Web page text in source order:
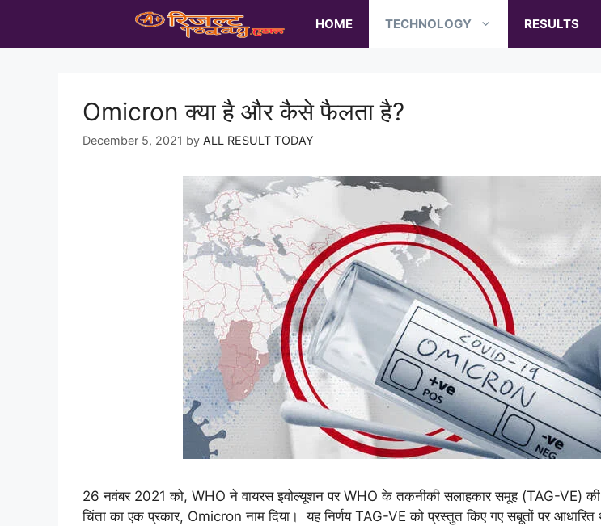
content
HOME TECHNOLOGY RESULTS
Omicron क्या है और कैसे फैलता है?
December 5, 2021 by ALL RESULT TODAY
26 नवंबर 2021 को, WHO ने वायरस इवोल्यूशन पर WHO के तकनीकी सलाहकार समूह (TAG-VE) की
चिंता का एक प्रकार, Omicron नाम दिया। यह निर्णय TAG-VE को प्रस्तुत किए गए सबूतों पर आधारित